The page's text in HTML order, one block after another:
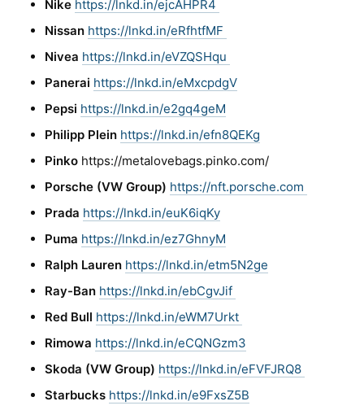
Nike https://lnkd.in/ejcAHPR4
Nissan https://lnkd.in/eRfhtfMF
Nivea https://lnkd.in/eVZQSHqu
Panerai https://lnkd.in/eMxcpdgV
Pepsi https://lnkd.in/e2gq4geM
Philipp Plein https://lnkd.in/efn8QEKg
Pinko https://metalovebags.pinko.com/
Porsche (VW Group) https://nft.porsche.com
Prada https://lnkd.in/euK6iqKy
Puma https://lnkd.in/ez7GhnyM
Ralph Lauren https://lnkd.in/etm5N2ge
Ray-Ban https://lnkd.in/ebCgvJif
Red Bull https://lnkd.in/eWM7Urkt
Rimowa https://lnkd.in/eCQNGzm3
Skoda (VW Group) https://lnkd.in/eFVFJRQ8
Starbucks https://lnkd.in/e9FxsZ5B